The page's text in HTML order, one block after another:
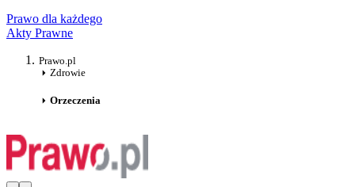
Prawo dla każdego
Akty Prawne
Prawo.pl
Zdrowie
Orzeczenia